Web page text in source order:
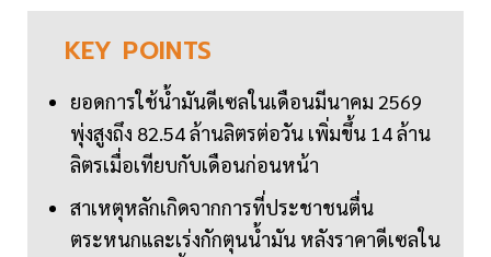
KEY POINTS
ยอดการใช้น้ำมันดีเซลในเดือนมีนาคม 2569
พุ่งสูงถึง 82.54 ล้านลิตรต่อวัน เพิ่มขึ้น 14 ล้าน
ลิตรเมื่อเทียบกับเดือนก่อนหน้า
สาเหตุหลักเกิดจากการที่ประชาชนตื่น
ตระหนกและเร่งกักตุนน้ำมัน หลังราคาดีเซลใน